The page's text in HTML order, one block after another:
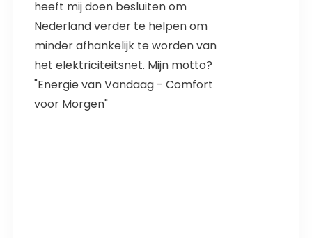
heeft mij doen besluiten om
Nederland verder te helpen om
minder afhankelijk te worden van
het elektriciteitsnet. Mijn motto?
"Energie van Vandaag - Comfort
voor Morgen"